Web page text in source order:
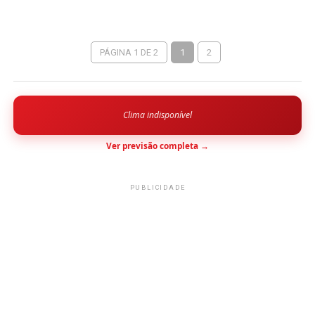
PÁGINA 1 DE 2 1 2
Clima indisponível
Ver previsão completa →
PUBLICIDADE